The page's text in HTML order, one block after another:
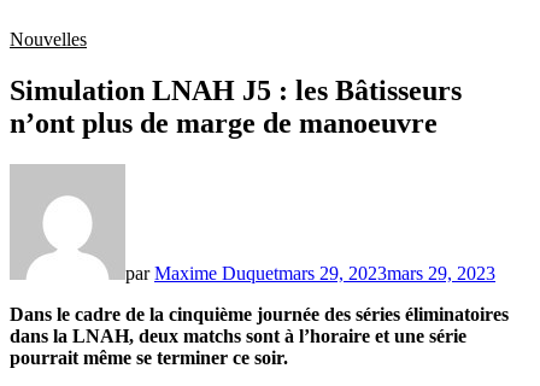
Nouvelles
Simulation LNAH J5 : les Bâtisseurs
n’ont plus de marge de manoeuvre
parMaxime Duquetmars 29, 2023mars 29, 2023
Dans le cadre de la cinquième journée des séries éliminatoires
dans la LNAH, deux matchs sont à l’horaire et une série
pourrait même se terminer ce soir.